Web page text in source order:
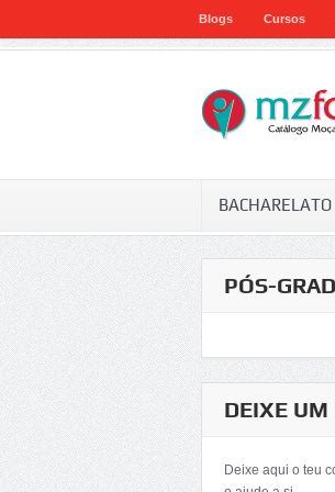
Blogs Cursos
BACHARELATO
PÓS-
DEIXE UM
Deixe aqui o teu